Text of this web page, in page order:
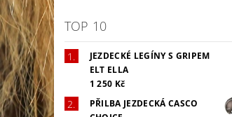
TOP 10
JEZDECKÉ LEGÍNY S GRIPEM
ELT ELLA
1 250 Kč
PŘILBA JEZDECKÁ CASCO